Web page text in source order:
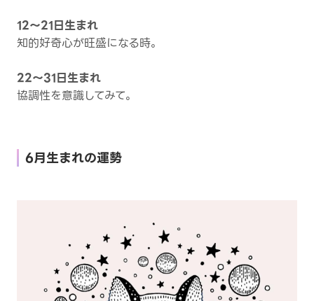
12～21日生まれ
知的好奇心が旺盛になる時。
22～31日生まれ
協調性を意識してみて。
6月生まれの運勢